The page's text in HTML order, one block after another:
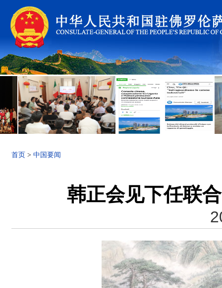
首页 > 中国要闻
韩正会见下任联